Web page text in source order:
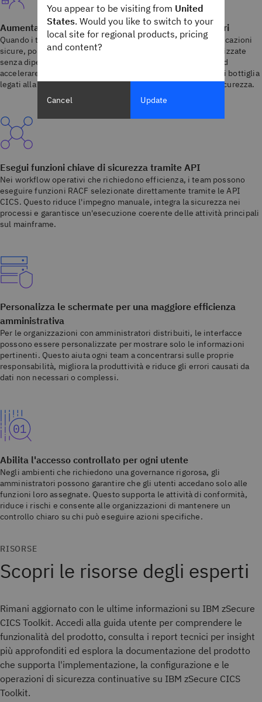
Aumenta facilmente la produttività degli sviluppatori
Quando i team di sviluppo devono fornire rapidamente applicazioni
sicure, possono creare soluzioni di autorizzazione personalizzate
senza dipendere da specialisti RACF. Questo contribuisce ad
accelerare i tempi di rilascio riducendo al contempo i colli di bottiglia
legati alla disponibilità limitata di competenze a livello di sicurezza.
Esegui funzioni chiave di sicurezza tramite API
Nei workflow operativi che richiedono efficienza, i team possono
eseguire funzioni RACF selezionate direttamente tramite le API
CICS. Questo riduce l'impegno manuale, integra la sicurezza nei
processi e garantisce un'esecuzione coerente delle attività principali
sul mainframe.
Personalizza le schermate per una maggiore efficienza
amministrativa
Per le organizzazioni con amministratori distribuiti, le interfacce
possono essere personalizzate per mostrare solo le informazioni
pertinenti. Questo aiuta ogni team a concentrarsi sulle proprie
responsabilità, migliora la produttività e riduce gli errori causati da
dati non necessari o complessi.
Abilita l'accesso controllato per ogni utente
Negli ambienti che richiedono una governance rigorosa, gli
amministratori possono garantire che gli utenti accedano solo alle
funzioni loro assegnate. Questo supporta le attività di conformità,
riduce i rischi e consente alle organizzazioni di mantenere un
controllo chiaro su chi può eseguire azioni specifiche.
RISORSE
Scopri le risorse degli esperti
Rimani aggiornato con le ultime informazioni su IBM zSecure
CICS Toolkit. Accedi alla guida utente per comprendere le
funzionalità del prodotto, consulta i report tecnici per insight
più approfonditi ed esplora la documentazione del prodotto
che supporta l'implementazione, la configurazione e le
operazioni di sicurezza continuative su IBM zSecure CICS
Toolkit.
You appear to be visiting from United
States. Would you like to switch to your
local site for regional products, pricing
and content?
Cancel Update